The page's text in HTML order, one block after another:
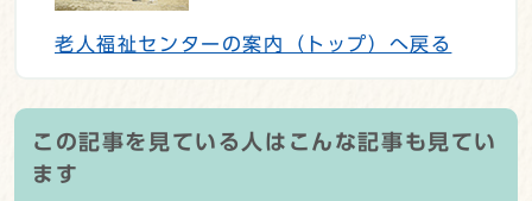
老人福祉センターの案内（トップ）へ戻る
この記事を見ている人はこんな記事も見てい
ます